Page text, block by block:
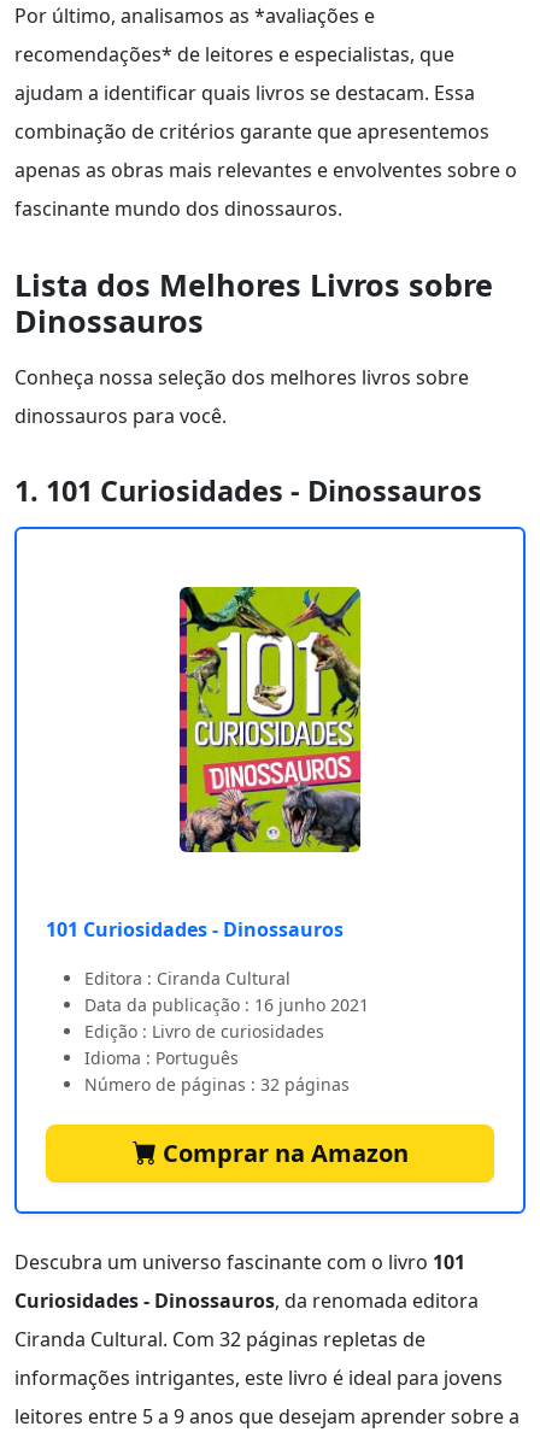
Por último, analisamos as *avaliações e
recomendações* de leitores e especialistas, que
ajudam a identificar quais livros se destacam. Essa
combinação de critérios garante que apresentemos
apenas as obras mais relevantes e envolventes sobre o
fascinante mundo dos dinossauros.
Lista dos Melhores Livros sobre
Dinossauros
Conheça nossa seleção dos melhores livros sobre
dinossauros para você.
1. 101 Curiosidades - Dinossauros
101 Curiosidades - Dinossauros
Editora : Ciranda Cultural
Data da publicação : 16 junho 2021
Edição : Livro de curiosidades
Idioma : Português
Número de páginas : 32 páginas
Comprar na Amazon
Descubra um universo fascinante com o livro 101
Curiosidades - Dinossauros, da renomada editora
Ciranda Cultural. Com 32 páginas repletas de
informações intrigantes, este livro é ideal para jovens
leitores entre 5 a 9 anos que desejam aprender sobre a